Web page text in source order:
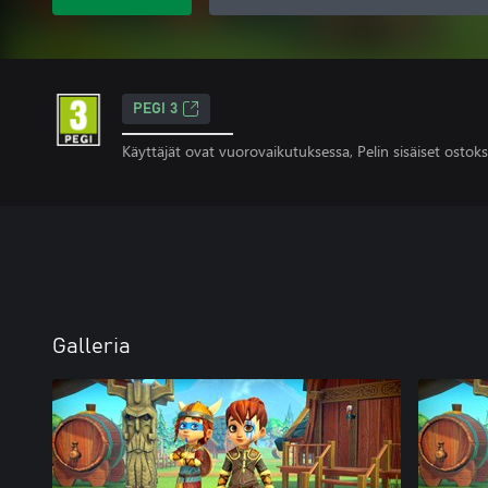
PEGI 3
Käyttäjät ovat vuorovaikutuksessa, Pelin sisäiset
Galleria